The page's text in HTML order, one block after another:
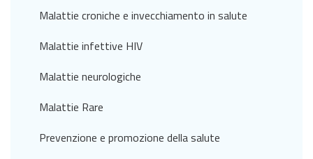
Malattie croniche e invecchiamento in salute
Malattie infettive HIV
Malattie neurologiche
Malattie Rare
Prevenzione e promozione della salute